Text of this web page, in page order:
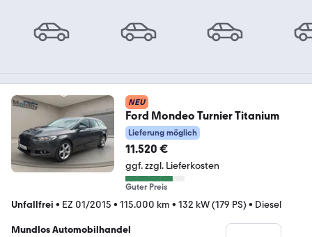
NEU
Ford Mondeo Turnier Titanium
Lieferung möglich
11.520 €
ggf. zzgl. Lieferkosten
Guter Preis
Unfallfrei • EZ 01/2015 • 115.000 km • 132 kW (179 PS) • Diesel
Mundlos Automobilhandel